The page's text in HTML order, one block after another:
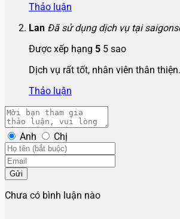
Thảo luận
Lan Đã sử dụng dịch vụ tại
Được xếp hạng 5 5 sao
Dịch vụ rất tốt, nhân viên thân thiện.
Thảo luận
Anh Chị
Gửi
Chưa có bình luận nào